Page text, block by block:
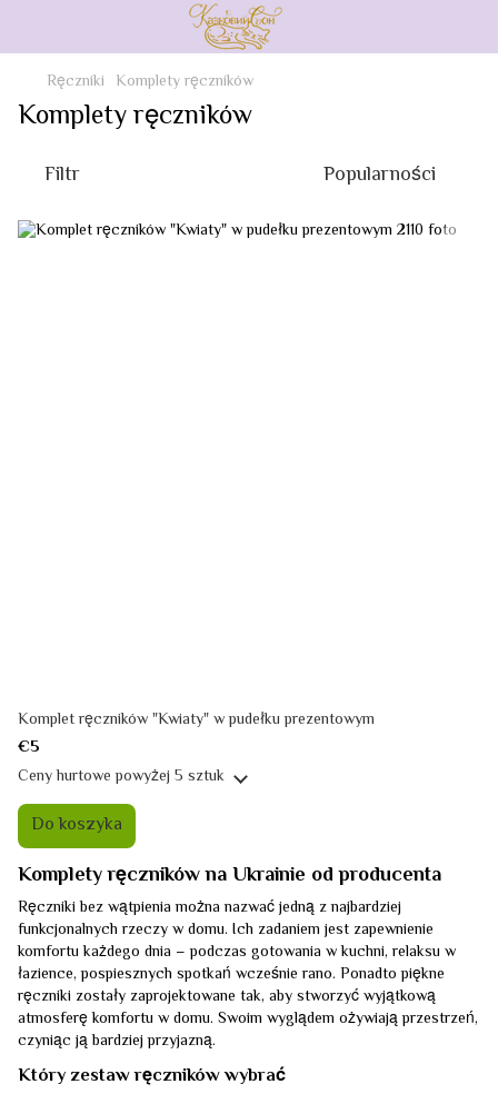
Ręczniki Komplety ręczników
Komplety ręczników
Filtr Popularności
Komplet ręczników "Kwiaty" w pudełku prezentowym
€5
Ceny hurtowepowyżej 5 sztuk
Do koszyka
Komplety ręczników na Ukrainie od producenta
Ręczniki bez wątpienia można nazwać jedną z najbardziej
funkcjonalnych rzeczy w domu. Ich zadaniem jest zapewnienie
komfortu każdego dnia – podczas gotowania w kuchni, relaksu w
łazience, pospiesznych spotkań wcześnie rano. Ponadto piękne
ręczniki zostały zaprojektowane tak, aby stworzyć wyjątkową
atmosferę komfortu w domu. Swoim wyglądem ożywiają przestrzeń,
czyniąc ją bardziej przyjazną.
Który zestaw ręczników wybrać